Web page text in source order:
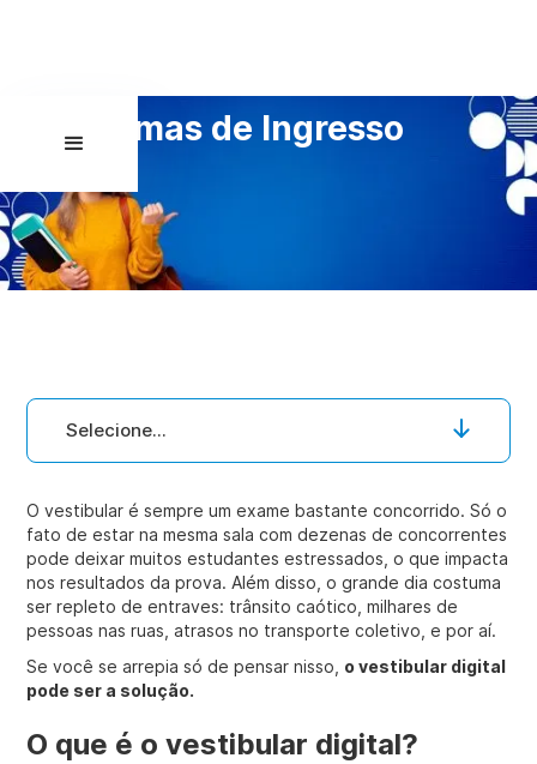
Formas de Ingresso
Selecione...
O vestibular é sempre um exame bastante concorrido. Só o
fato de estar na mesma sala com dezenas de concorrentes
pode deixar muitos estudantes estressados, o que impacta
nos resultados da prova. Além disso, o grande dia costuma
ser repleto de entraves: trânsito caótico, milhares de
pessoas nas ruas, atrasos no transporte coletivo, e por aí.
Se você se arrepia só de pensar nisso, o vestibular digital
pode ser a solução.
O que é o vestibular digital?